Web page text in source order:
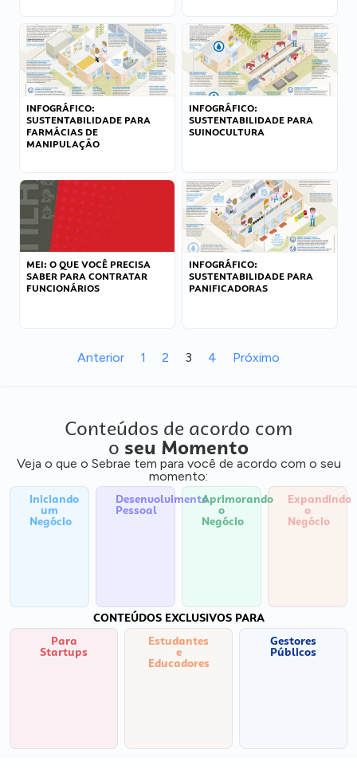
INFOGRÁFICO:
SUSTENTABILIDADE PARA
FARMÁCIAS DE
MANIPULAÇÃO
INFOGRÁFICO:
SUSTENTABILIDADE PARA
SUINOCULTURA
MEI: O QUE VOCÊ PRECISA
SABER PARA CONTRATAR
FUNCIONÁRIOS
INFOGRÁFICO:
SUSTENTABILIDADE PARA
PANIFICADORAS
Anterior 1 2 3 4 Próximo
Conteúdos de acordo com
o seu Momento
Veja o que o Sebrae tem para você de acordo com o seu
momento:
Iniciando
um
Negócio
Desenvolvimento
Pessoal
Aprimorando
o
Negócio
Expandindo
o
Negócio
CONTEÚDOS EXCLUSIVOS PARA
Para
Startups
Estudantes
e
Educadores
Gestores
Públicos